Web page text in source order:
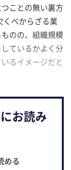
ことの無い裏方
べからざる業
のの、組織規模
ているかよく分
るイメージだと
お読み
める